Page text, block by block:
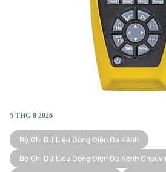
5 THG 8 2026
Bộ Ghi Dữ Liệu Dòng Điện Đa Kênh
Bộ Ghi Dữ Liệu Dòng Điện Đa Kênh